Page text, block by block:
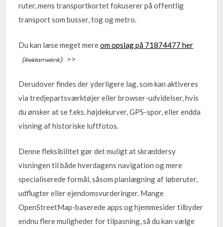
ruter, mens transportkortet fokuserer på offentlig
transport som busser, tog og metro.
Du kan læse meget mereom opslag på 71874477 her
>>
Derudover findes der yderligere lag, som kan aktiveres
via tredjepartsværktøjer eller browser-udvidelser, hvis
du ønsker at se f.eks. højdekurver, GPS-spor, eller endda
visning af historiske luftfotos.
Denne fleksibilitet gør det muligt at skræddersy
visningen til både hverdagens navigation og mere
specialiserede formål, såsom planlægning af løberuter,
udflugter eller ejendomsvurderinger. Mange
OpenStreetMap-baserede apps og hjemmesider tilbyder
endnu flere muligheder for tilpasning, så du kan vælge